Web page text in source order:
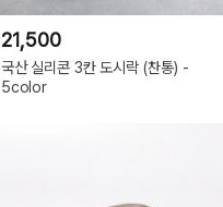
21,500
국산 실리콘 3칸 도시락 (찬통) -
5color